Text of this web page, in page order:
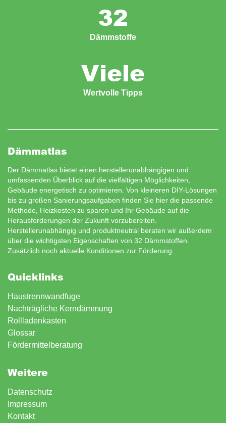
32
Dämmstoffe
Viele
Wertvolle Tipps
Dämmatlas
Der Dämmatlas bietet einen herstellerunabhängigen und
umfassenden Überblick auf die vielfältigen Möglichkeiten,
Gebäude energetisch zu optimieren. Von kleineren DIY-Lösungen
bis zu großen Sanierungsaufgaben finden Sie hier die passende
Methode, Heizkosten zu sparen und Ihr Gebäude auf die
Herausforderungen der Zukunft vorzubereiten.
Herstellerunabhängig und produktneutral beraten wir außerdem
über die wichtigsten Eigenschaften von 32 Dämmstoffen.
Zusätzlich noch aktuelle Konditionen zur Förderung
Quicklinks
Haustrennwandfuge
Nachträgliche Kerndämmung
Rollladenkasten
Glossar
Fördermittelberatung
Weitere
Datenschutz
Impressum
Kontakt